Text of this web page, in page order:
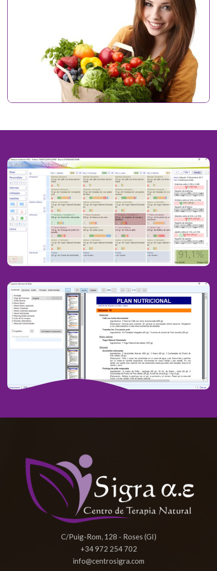
C/Puig-Rom, 128 - Roses (GI)
+34 972 254 702
info@centrosigra.com